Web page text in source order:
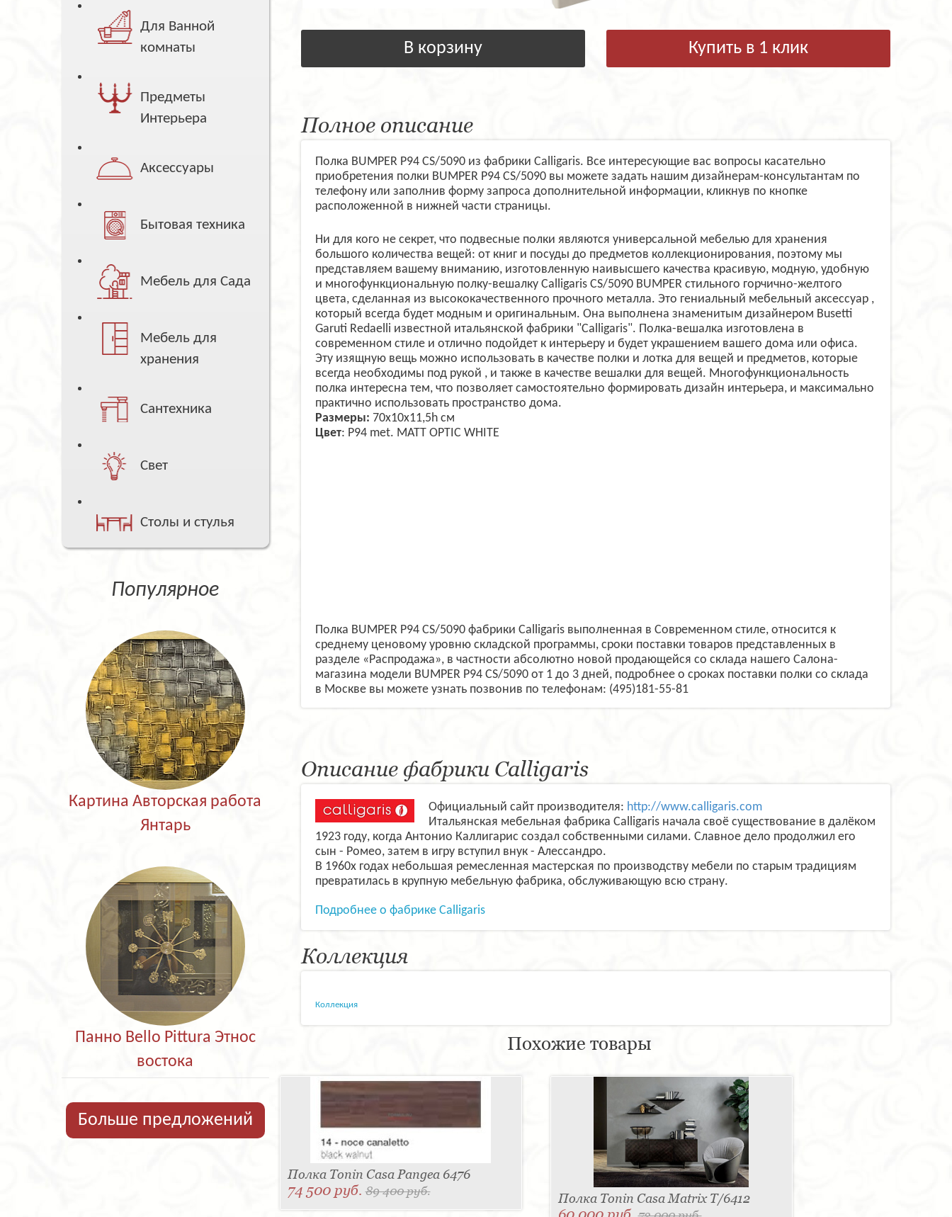
Для Ванной
комнаты
Предметы
Интерьера
Аксессуары
Бытовая техника
Мебель для Сада
Мебель для
хранения
Сантехника
Свет
Столы и стулья
Популярное
Картина Авторская работа
Янтарь
Панно Bello Pittura Этнос
востока
Больше предложений
В корзину Купить в 1 клик
Полное описание
Полка BUMPER P94 CS/5090 из фабрики Calligaris. Все интересующие вас вопросы касательно
приобретения полки BUMPER P94 CS/5090 вы можете задать нашим дизайнерам-консультантам по
телефону или заполнив форму запроса дополнительной информации, кликнув по кнопке
расположенной в нижней части страницы.
Ни для кого не секрет, что подвесные полки являются универсальной мебелью для хранения
большого количества вещей: от книг и посуды до предметов коллекционирования, поэтому мы
представляем вашему вниманию, изготовленную наивысшего качества красивую, модную, удобную
и многофункциональную полку-вешалку Calligaris CS/5090 BUMPER стильного горчично-желтого
цвета, сделанная из высококачественного прочного металла. Это гениальный мебельный аксессуар ,
который всегда будет модным и оригинальным. Она выполнена знаменитым дизайнером Busetti
Garuti Redaelli известной итальянской фабрики "Calligaris". Полка-вешалка изготовлена в
современном стиле и отлично подойдет к интерьеру и будет украшением вашего дома или офиса.
Эту изящную вещь можно использовать в качестве полки и лотка для вещей и предметов, которые
всегда необходимы под рукой , и также в качестве вешалки для вещей. Многофункциональность
полка интересна тем, что позволяет самостоятельно формировать дизайн интерьера, и максимально
практично использовать пространство дома.
Размеры: 70x10x11,5h см
Цвет: P94 met. MATT OPTIC WHITE
Полка BUMPER P94 CS/5090 фабрики Calligaris выполненная в Современном стиле, относится к
среднему ценовому уровню складской программы, сроки поставки товаров представленных в
разделе «Распродажа», в частности абсолютно новой продающейся со склада нашего Салона-
магазина модели BUMPER P94 CS/5090 от 1 до 3 дней, подробнее о сроках поставки полки со склада
в Москве вы можете узнать позвонив по телефонам: (495)181-55-81
Описание фабрики Calligaris
Официальный сайт производителя: http://www.calligaris.com
Итальянская мебельная фабрика Calligaris начала своё существование в далёком
1923 году, когда Антонио Каллигарис создал собственными силами. Славное дело продолжил его
сын - Ромео, затем в игру вступил внук - Алессандро.
В 1960х годах небольшая ремесленная мастерская по производству мебели по старым традициям
превратилась в крупную мебельную фабрика, обслуживающую всю страну.
Подробнее о фабрике Calligaris
Коллекция
Коллекция
Похожие товары
Полка Tonin Casa Pangea 6476
74 500 руб.89 400 руб. Полка Tonin Casa Matrix T/6412